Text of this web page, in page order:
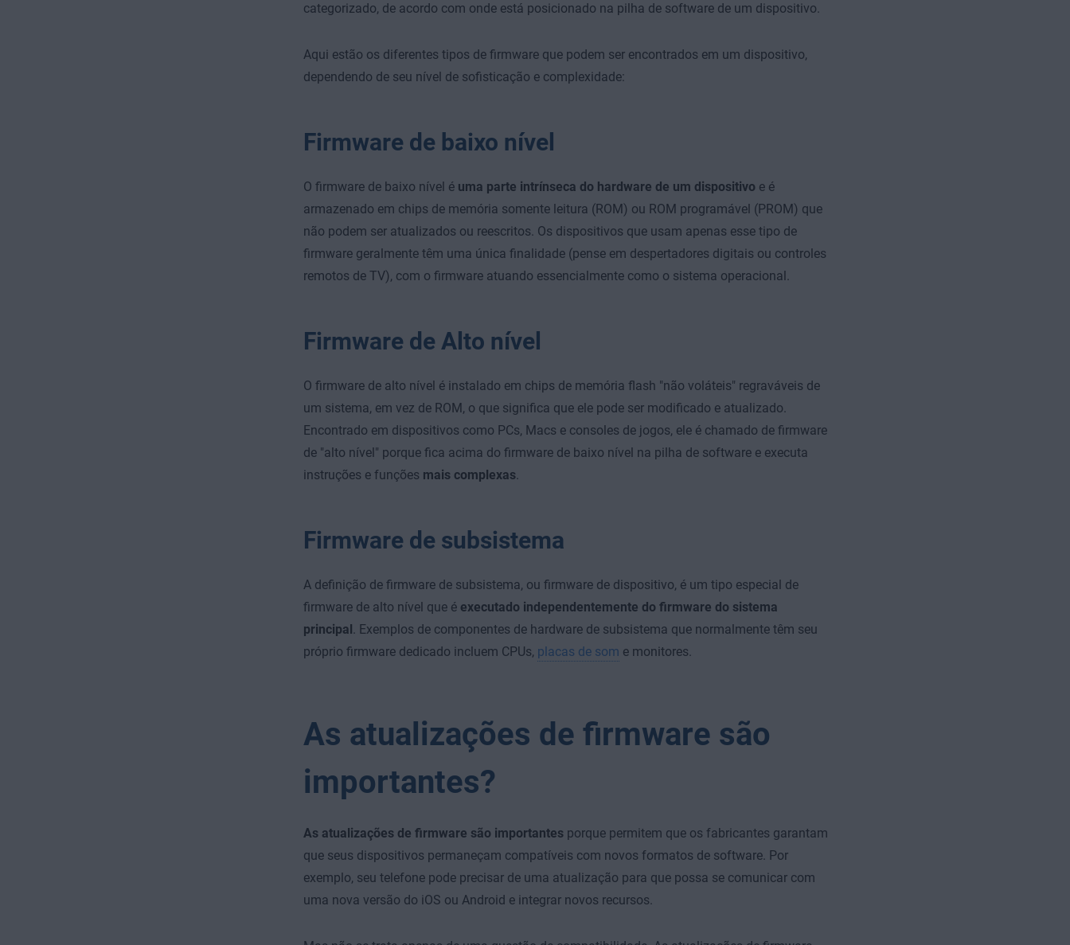
categorizado, de acordo com onde está posicionado na pilha de software de um dispositivo.
Aqui estão os diferentes tipos de firmware que podem ser encontrados em um dispositivo,
dependendo de seu nível de sofisticação e complexidade:
Firmware de baixo nível
O firmware de baixo nível é uma parte intrínseca do hardware de um dispositivoe é
armazenado em chips de memória somente leitura (ROM) ou ROM programável (PROM) que
não podem ser atualizados ou reescritos. Os dispositivos que usam apenas esse tipo de
firmware geralmente têm uma única finalidade (pense em despertadores digitais ou controles
remotos de TV), com o firmware atuando essencialmente como o sistema operacional.
Firmware de Alto nível
O firmware de alto nível é instalado em chips de memória flash "não voláteis" regraváveis de
um sistema, em vez de ROM, o que significa que ele pode ser modificado e atualizado.
Encontrado em dispositivos como PCs, Macs e consoles de jogos, ele é chamado de firmware
de "alto nível" porque fica acima do firmware de baixo nível na pilha de software e executa
instruções e funções mais complexas.
Firmware de subsistema
A definição de firmware de subsistema, ou firmware de dispositivo, é um tipo especial de
firmware de alto nível que é executado independentemente do firmware do sistema
principal. Exemplos de componentes de hardware de subsistema que normalmente têm seu
próprio firmware dedicado incluem CPUs, placas de som e monitores.
As atualizações de firmware são
importantes?
As atualizações de firmware são importantesporque permitem que os fabricantes garantam
que seus dispositivos permaneçam compatíveis com novos formatos de software. Por
exemplo, seu telefone pode precisar de uma atualização para que possa se comunicar com
uma nova versão do iOS ou Android e integrar novos recursos.